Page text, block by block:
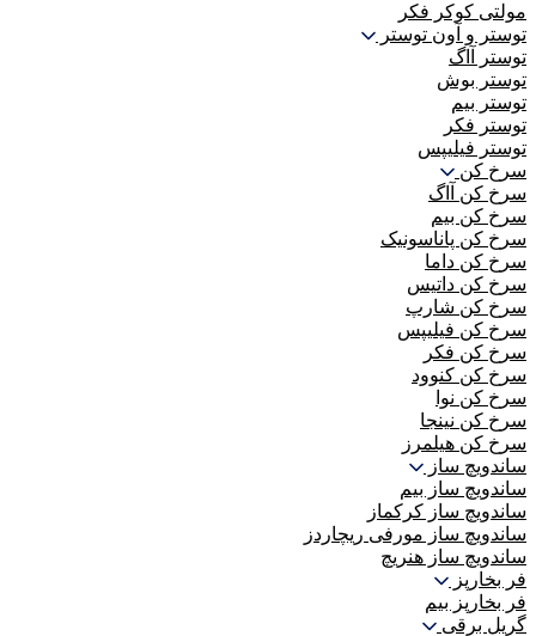
مولتی کوکر فکر
توستر و آون توستر
توستر آاگ
توستر بوش
توستر بیم
توستر فکر
توستر فیلیپس
سرخ کن
سرخ کن آاگ
سرخ کن بیم
سرخ کن پاناسونیک
سرخ کن داما
سرخ کن داتیس
سرخ کن شارپ
سرخ کن فیلیپس
سرخ کن فکر
سرخ کن کنوود
سرخ کن نوا
سرخ کن نینجا
سرخ کن هیلمرز
ساندویچ ساز
ساندویچ ساز بیم
ساندویچ ساز کرکماز
ساندویچ ساز مورفی ریچاردز
ساندویچ ساز هنریچ
فر بخارپز
فر بخارپز بیم
گریل برقی